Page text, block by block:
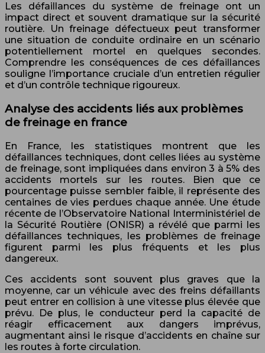
Les défaillances du système de freinage ont un
impact direct et souvent dramatique sur la sécurité
routière. Un freinage défectueux peut transformer
une situation de conduite ordinaire en un scénario
potentiellement mortel en quelques secondes.
Comprendre les conséquences de ces défaillances
souligne l’importance cruciale d’un entretien régulier
et d’un contrôle technique rigoureux.
Analyse des accidents liés aux problèmes
de freinage en france
En France, les statistiques montrent que les
défaillances techniques, dont celles liées au système
de freinage, sont impliquées dans environ 3 à 5% des
accidents mortels sur les routes. Bien que ce
pourcentage puisse sembler faible, il représente des
centaines de vies perdues chaque année. Une étude
récente de l’Observatoire National Interministériel de
la Sécurité Routière (ONISR) a révélé que parmi les
défaillances techniques, les problèmes de freinage
figurent parmi les plus fréquents et les plus
dangereux.
Ces accidents sont souvent plus graves que la
moyenne, car un véhicule avec des freins défaillants
peut entrer en collision à une vitesse plus élevée que
prévu. De plus, le conducteur perd la capacité de
réagir efficacement aux dangers imprévus,
augmentant ainsi le risque d’accidents en chaîne sur
les routes à forte circulation.